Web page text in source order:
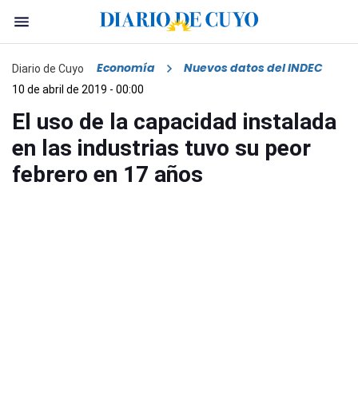
Diario de Cuyo Economía Nuevos datos del INDEC
10 de abril de 2019 - 00:00
El uso de la capacidad instalada
en las industrias tuvo su peor
febrero en 17 años